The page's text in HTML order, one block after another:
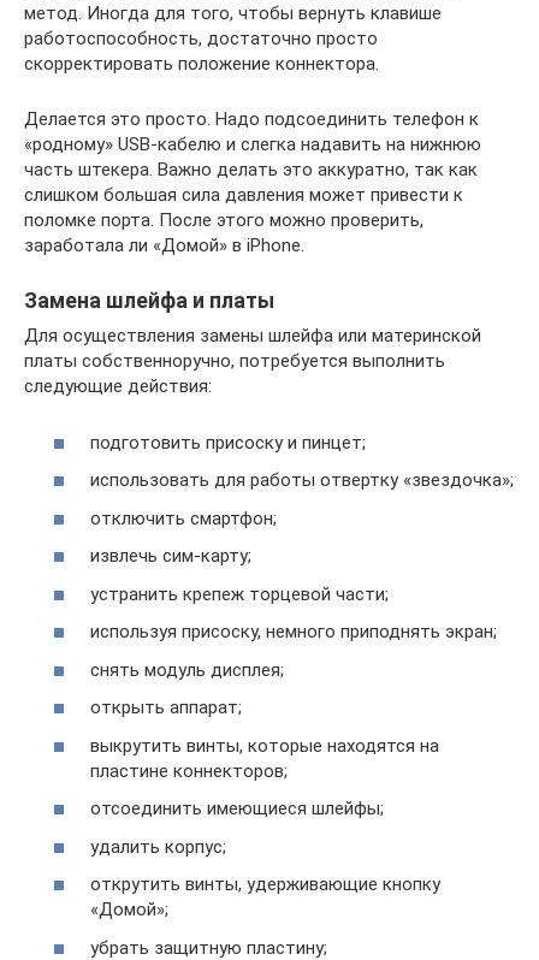
метод. Иногда для того, чтобы вернуть клавише
работоспособность, достаточно просто
скорректировать положение коннектора.
Делается это просто. Надо подсоединить телефон к
«родному» USB-кабелю и слегка надавить на нижнюю
часть штекера. Важно делать это аккуратно, так как
слишком большая сила давления может привести к
поломке порта. После этого можно проверить,
заработала ли «Домой» в iPhone.
Замена шлейфа и платы
Для осуществления замены шлейфа или материнской
платы собственноручно, потребуется выполнить
следующие действия:
подготовить присоску и пинцет;
использовать для работы отвертку «звездочка»;
отключить смартфон;
извлечь сим-карту;
устранить крепеж торцевой части;
используя присоску, немного приподнять экран;
снять модуль дисплея;
открыть аппарат;
выкрутить винты, которые находятся на
пластине коннекторов;
отсоединить имеющиеся шлейфы;
удалить корпус;
открутить винты, удерживающие кнопку
«Домой»;
убрать защитную пластину;